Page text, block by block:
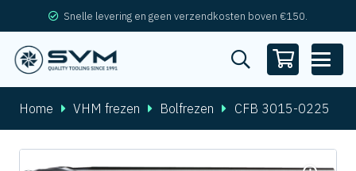
Snelle levering en geen verzendkosten boven €150.
Home VHM frezen Bolfrezen CFB 3015-0225